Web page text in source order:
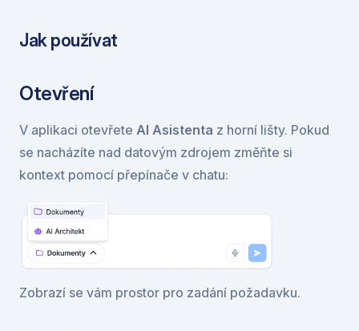
Jak používat
Otevření
V aplikaci otevřete AI Asistenta z horní lišty. Pokud
se nacházíte nad datovým zdrojem změňte si
kontext pomocí přepínače v chatu:
Zobrazí se vám prostor pro zadání požadavku.